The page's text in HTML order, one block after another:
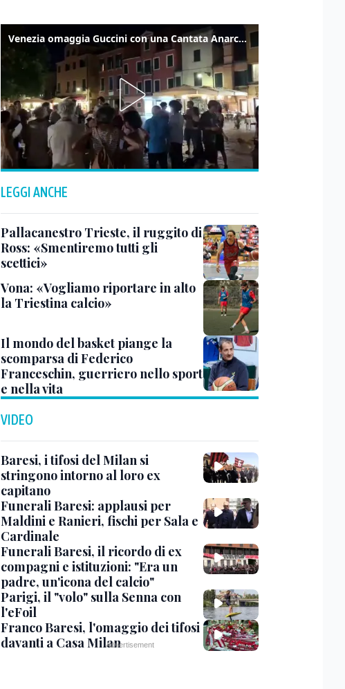
Venezia omaggia Guccini con una Cantata Anarchica in campo Santa Margherita
LEGGI ANCHE
Pallacanestro Trieste, il ruggito di
Ross: «Smentiremo tutti gli
scettici»
Vona: «Vogliamo riportare in alto
la Triestina calcio»
Il mondo del basket piange la
scomparsa di Federico
Franceschin, guerriero nello sport
e nella vita
VIDEO
Baresi, i tifosi del Milan si
stringono intorno al loro ex
capitano
Funerali Baresi: applausi per
Maldini e Ranieri, fischi per Sala e
Cardinale
Funerali Baresi, il ricordo di ex
compagni e istituzioni: "Era un
padre, un'icona del calcio"
Parigi, il "volo" sulla Senna con
l'eFoil
Franco Baresi, l'omaggio dei tifosi
davanti a Casa Milan